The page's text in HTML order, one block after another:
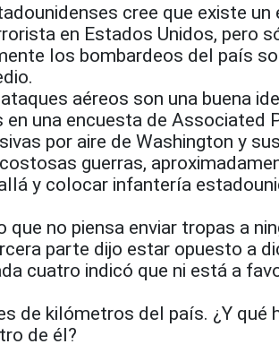
cree que existe un
en Estados Unidos, pero
los bombardeos del país
aéreos son una buena
una encuesta de Associated
por aire de Washington y
guerras,
y colocar infantería
que no piensa enviar tropas a
parte dijo estar opuesto a
cuatro indicó que ni está a
de kilómetros del país. ¿Y qué
de él?